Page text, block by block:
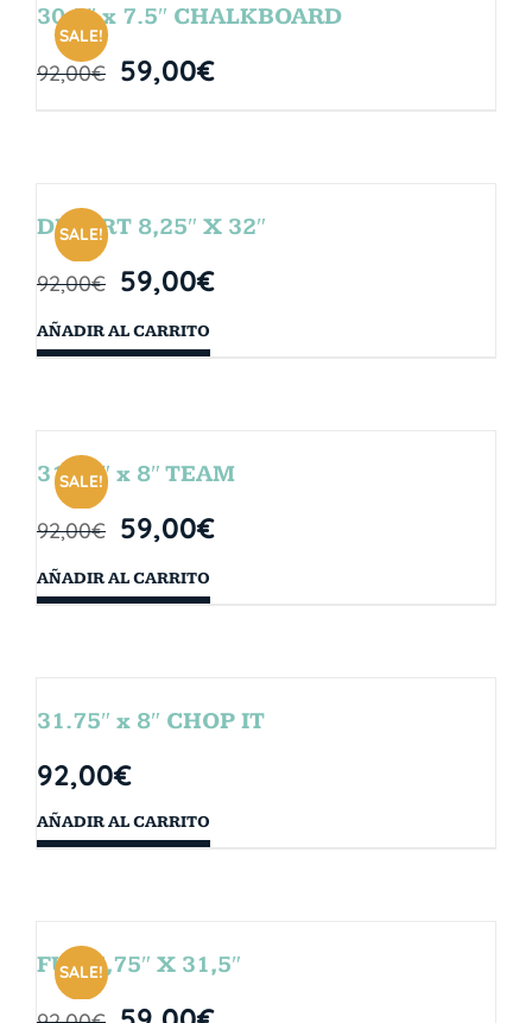
SALE!
30.5″ x 7.5″ CHALKBOARD
92,00€ 59,00€
SALE!
DESERT 8,25″ X 32″
92,00€ 59,00€
AÑADIR AL CARRITO
SALE!
31.75″ x 8″ TEAM
92,00€ 59,00€
AÑADIR AL CARRITO
31.75″ x 8″ CHOP IT
92,00€
AÑADIR AL CARRITO
SALE!
FUN 7,75″ X 31,5″